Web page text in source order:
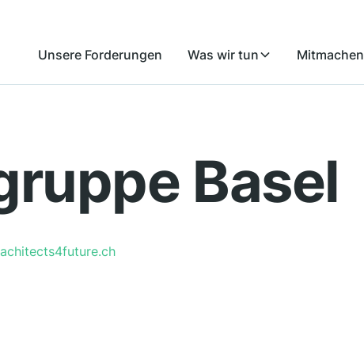
Unsere Forderungen Was wir tun Mitmachen
Basel